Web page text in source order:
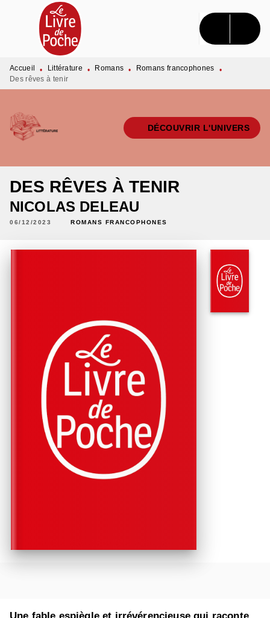
MENU RECHERCHE CONTENU
PIED DE PAGE
Accueil • Littérature • Romans • Romans francophones
•
Des rêves à tenir
DÉCOUVRIR L'UNIVERS
DES RÊVES À TENIR
NICOLAS DELEAU
06/12/2023 ROMANS FRANCOPHONES